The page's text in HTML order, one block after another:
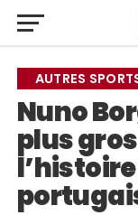
AUTRES
Nuno
plus